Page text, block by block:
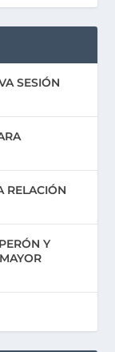
SESIÓN
RELACIÓN
Y